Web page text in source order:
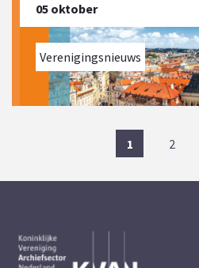
05 oktober
Verenigingsnieuws
1 2